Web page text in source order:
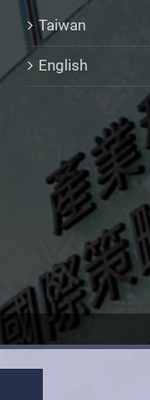
Taiwan
English